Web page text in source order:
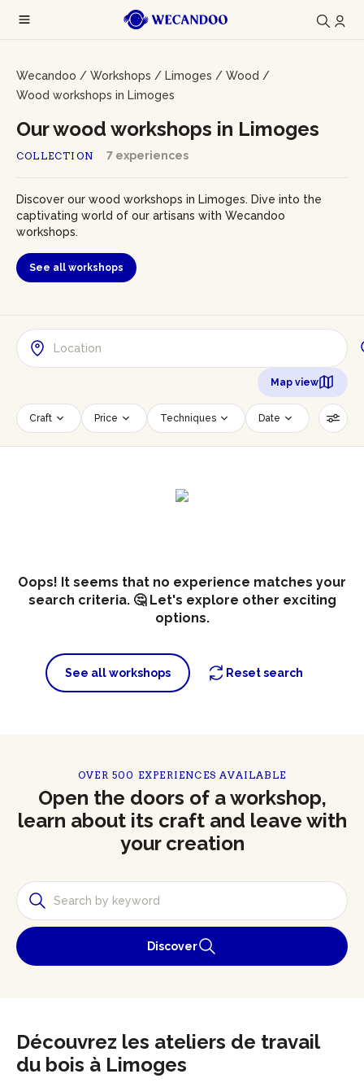
Wecandoo / Workshops / Limoges / Wood /
Wood workshops in Limoges
COLLECTION 7 experiences
Our wood workshops in Limoges
Discover our wood workshops in Limoges. Dive into the
captivating world of our artisans with Wecandoo
workshops.
See all workshops
Map view
Craft Price Techniques Date
Time slot Number of persons
Oops! It seems that no experience matches your
search criteria. 🤔 Let's explore other exciting
options.
See all workshops Reset search
OVER 500 EXPERIENCES AVAILABLE
Open the doors of a workshop,
learn about its craft and leave with
your creation
Discover
Découvrez les ateliers de travail
du bois à Limoges